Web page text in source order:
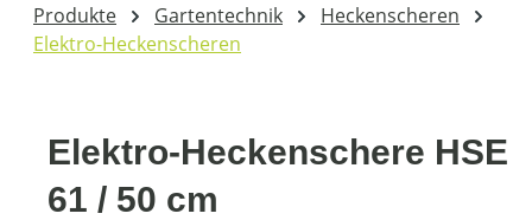
Produkte Gartentechnik
Heckenscheren
Elektro-Heckenscheren
Elektro-Heckenschere HSE
61 / 50 cm